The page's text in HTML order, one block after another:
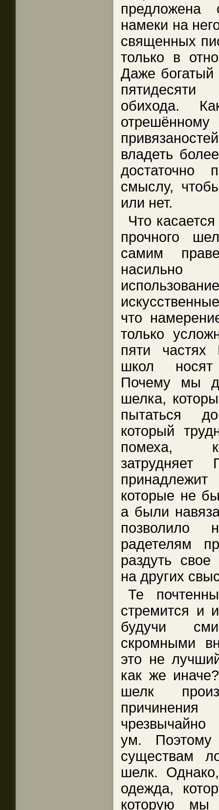
намеки на
священных
только в
Даже
пятидесяти
обихода.
владеть
достаточно
смыслу,
или нет.
Что
прочного
самим
что
только
пяти частях
школ
Почему мы
шелка,
пытаться
который
помеха,
затрудняет
которые не
а были
позволило
радетелям
раздуть
на других
Те
стремится и
будучи
скромными
это не
как же
шелк
чрезвычайно
ум.
существам
шелк.
одежда,
которую мы